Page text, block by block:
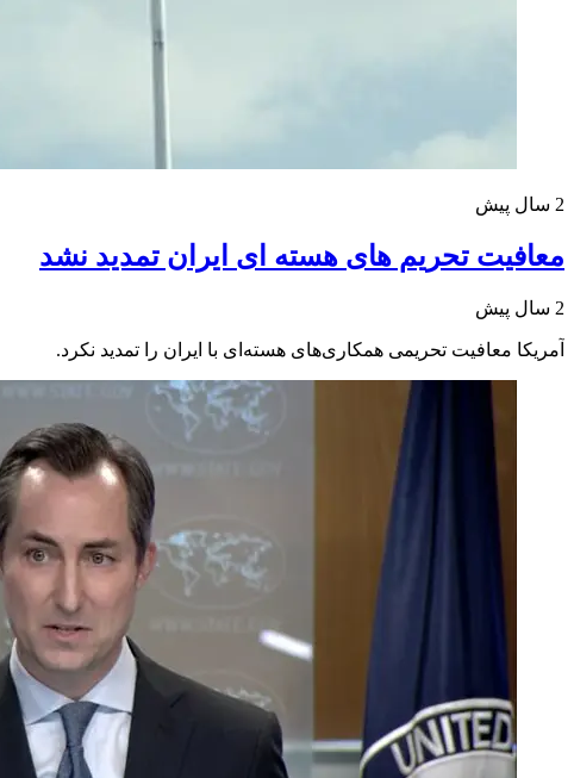
2 سال پیش
معافیت تحریم های هسته ای ایران تمدید نشد
2 سال پیش
آمریکا معافیت تحریمی همکاری‌های هسته‌ای با ایران را تمدید نکرد.